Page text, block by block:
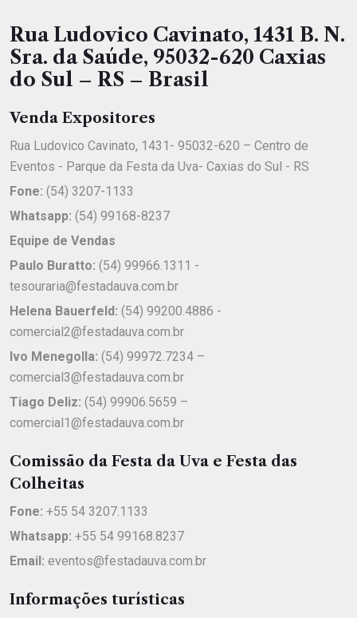
Rua Ludovico Cavinato, 1431 B. N.
Sra. da Saúde, 95032-620 Caxias
do Sul – RS – Brasil
Venda Expositores
Rua Ludovico Cavinato, 1431- 95032-620 – Centro de
Eventos - Parque da Festa da Uva- Caxias do Sul - RS
Fone: (54) 3207-1133
Whatsapp: (54) 99168-8237
Equipe de Vendas
Paulo Buratto: (54) 99966.1311 -
tesouraria@festadauva.com.br
Helena Bauerfeld: (54) 99200.4886 -
comercial2@festadauva.com.br
Ivo Menegolla: (54) 99972.7234 –
comercial3@festadauva.com.br
Tiago Deliz: (54) 99906.5659 –
comercial1@festadauva.com.br
Comissão da Festa da Uva e Festa das
Colheitas
Fone: +55 54 3207.1133
Whatsapp: +55 54 99168.8237
Email: eventos@festadauva.com.br
Informações turísticas